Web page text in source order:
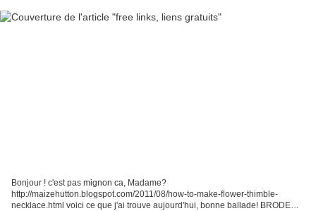
Bonjour ! c'est pas mignon ca, Madame?
http://maizehutton.blogspot.com/2011/08/how-to-make-flower-thimble-
necklace.html voici ce que j'ai trouve aujourd'hui, bonne ballade! BRODERIE